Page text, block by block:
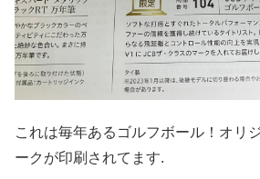
これは毎年あるゴルフボール！オリ
ークが印刷されてます.